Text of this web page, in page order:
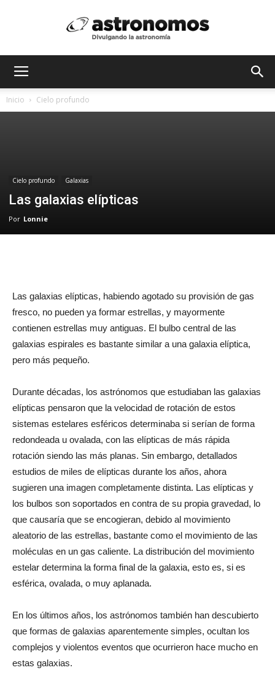
Inicio Cielo profundo
Cielo profundo Galaxias
Las galaxias elípticas
Por Lonnie
Las galaxias elípticas, habiendo agotado su provisión de gas
fresco, no pueden ya formar estrellas, y mayormente
contienen estrellas muy antiguas. El bulbo central de las
galaxias espirales es bastante similar a una galaxia elíptica,
pero más pequeño.
Durante décadas, los astrónomos que estudiaban las galaxias
elípticas pensaron que la velocidad de rotación de estos
sistemas estelares esféricos determinaba si serían de forma
redondeada u ovalada, con las elípticas de más rápida
rotación siendo las más planas. Sin embargo, detallados
estudios de miles de elípticas durante los años, ahora
sugieren una imagen completamente distinta. Las elípticas y
los bulbos son soportados en contra de su propia gravedad, lo
que causaría que se encogieran, debido al movimiento
aleatorio de las estrellas, bastante como el movimiento de las
moléculas en un gas caliente. La distribución del movimiento
estelar determina la forma final de la galaxia, esto es, si es
esférica, ovalada, o muy aplanada.
En los últimos años, los astrónomos también han descubierto
que formas de galaxias aparentemente simples, ocultan los
complejos y violentos eventos que ocurrieron hace mucho en
estas galaxias.